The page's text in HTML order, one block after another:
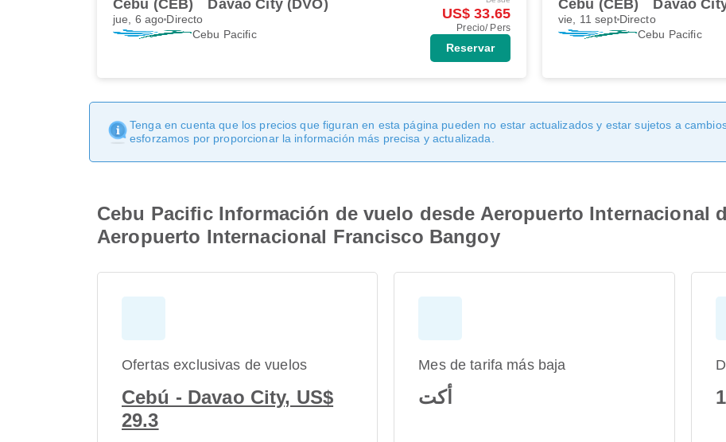
Cebú (CEB) Davao City (DVO)
jue, 6 ago Directo
Cebu Pacific
US$ 33.65
Precio/ Pers
Reservar
Cebú (CEB) Davao
vie, 11 septDirecto
Cebu Pacific
Tenga en cuenta que los precios que figuran en esta página pueden no estar actualizados y estar sujetos a
esforzamos por proporcionar la información más precisa y actualizada.
Cebu Pacific Información de vuelo desde Aeropuerto Internacional
Aeropuerto Internacional Francisco Bangoy
Ofertas exclusivas de vuelos
Cebú - Davao City, US$
29.3
Mes de tarifa más baja
أكت 1